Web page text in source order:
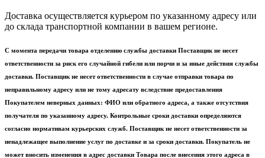
Доставка осуществляется курьером по указанному адресу или
до склада транспортной компании в вашем регионе.
С момента передачи товара отделению службы доставки Поставщик не несет
ответственности за риск его случайной гибели или порчи и за иные действия службы
доставки. Поставщик не несет ответственности в случае отправки товара по
неправильному адресу или не тому адресату вследствие предоставления
Покупателем неверных данных: ФИО или обратного адреса, а также отсутствия
получателя по указанному адресу. Контрольные сроки доставки определяются
согласно нормативам курьерских служб. Поставщик не несет ответственности за
ненадлежащее выполнение услуг по доставке и за сроки доставки. Покупатель не
может вносить изменения в адрес доставки Товара после внесения этого адреса в